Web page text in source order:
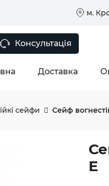
м.
Консультація
Доставка
сейфи Сейф
E